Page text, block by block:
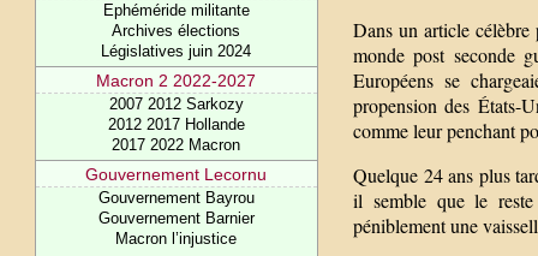
Ephéméride militante
Archives élections
Législatives juin 2024
Macron 2 2022-2027
2007 2012 Sarkozy
2012 2017 Hollande
2017 2022 Macron
Gouvernement Lecornu
Gouvernement Bayrou
Gouvernement Barnier
Macron l’injustice
Dans un article
monde post seconde
Européens se
propension des États-
comme leur penchant
Quelque 24 ans plus
il semble que le reste
péniblement une